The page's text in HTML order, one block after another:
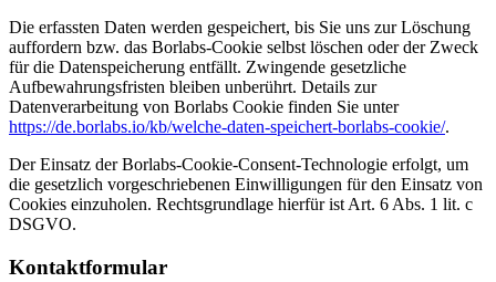
Die erfassten Daten werden gespeichert, bis Sie uns zur Löschung
auffordern bzw. das Borlabs-Cookie selbst löschen oder der Zweck
für die Datenspeicherung entfällt. Zwingende gesetzliche
Aufbewahrungsfristen bleiben unberührt. Details zur
Datenverarbeitung von Borlabs Cookie finden Sie unter
https://de.borlabs.io/kb/welche-daten-speichert-borlabs-cookie/.
Der Einsatz der Borlabs-Cookie-Consent-Technologie erfolgt, um
die gesetzlich vorgeschriebenen Einwilligungen für den Einsatz von
Cookies einzuholen. Rechtsgrundlage hierfür ist Art. 6 Abs. 1 lit. c
DSGVO.
Kontaktformular